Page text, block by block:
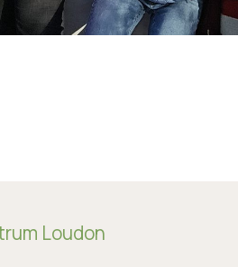
Loudon